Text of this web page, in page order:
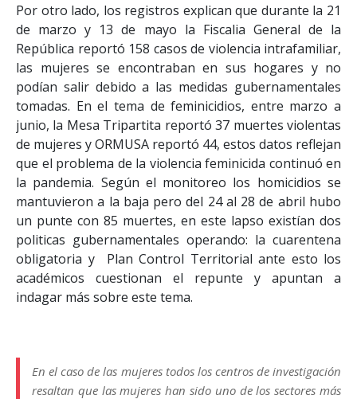
Por otro lado, los registros explican que durante la 21
de marzo y 13 de mayo la Fiscalia General de la
República reportó 158 casos de violencia intrafamiliar,
las mujeres se encontraban en sus hogares y no
podían salir debido a las medidas gubernamentales
tomadas. En el tema de feminicidios, entre marzo a
junio, la Mesa Tripartita reportó 37 muertes violentas
de mujeres y ORMUSA reportó 44, estos datos reflejan
que el problema de la violencia feminicida continuó en
la pandemia. Según el monitoreo los homicidios se
mantuvieron a la baja pero del 24 al 28 de abril hubo
un punte con 85 muertes, en este lapso existían dos
politicas gubernamentales operando: la cuarentena
obligatoria y Plan Control Territorial ante esto los
académicos cuestionan el repunte y apuntan a
indagar más sobre este tema.
En el caso de las mujeres todos los centros de investigación
resaltan que las mujeres han sido uno de los sectores más